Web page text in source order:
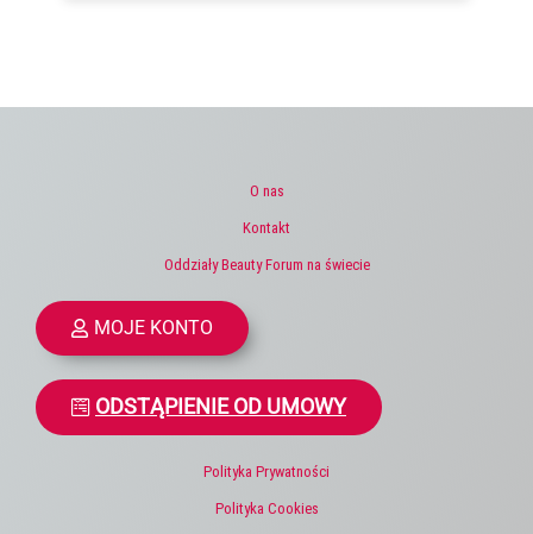
O nas
Kontakt
Oddziały Beauty Forum na świecie
MOJE KONTO
ODSTĄPIENIE OD UMOWY
Polityka Prywatności
Polityka Cookies